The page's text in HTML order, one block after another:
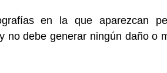
en la que aparezcan
no debe generar ningún daño o